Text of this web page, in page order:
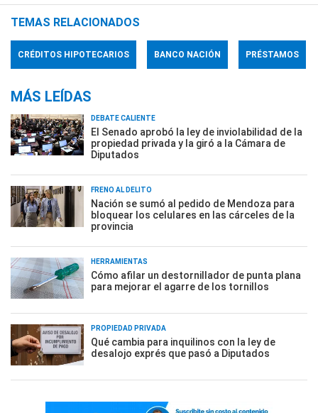
TEMAS RELACIONADOS
CRÉDITOS HIPOTECARIOS BANCO NACIÓN PRÉSTAMOS
MÁS LEÍDAS
DEBATE CALIENTE
El Senado aprobó la ley de inviolabilidad de la
propiedad privada y la giró a la Cámara de
Diputados
FRENO AL DELITO
Nación se sumó al pedido de Mendoza para
bloquear los celulares en las cárceles de la
provincia
HERRAMIENTAS
Cómo afilar un destornillador de punta plana
para mejorar el agarre de los tornillos
PROPIEDAD PRIVADA
Qué cambia para inquilinos con la ley de
desalojo exprés que pasó a Diputados